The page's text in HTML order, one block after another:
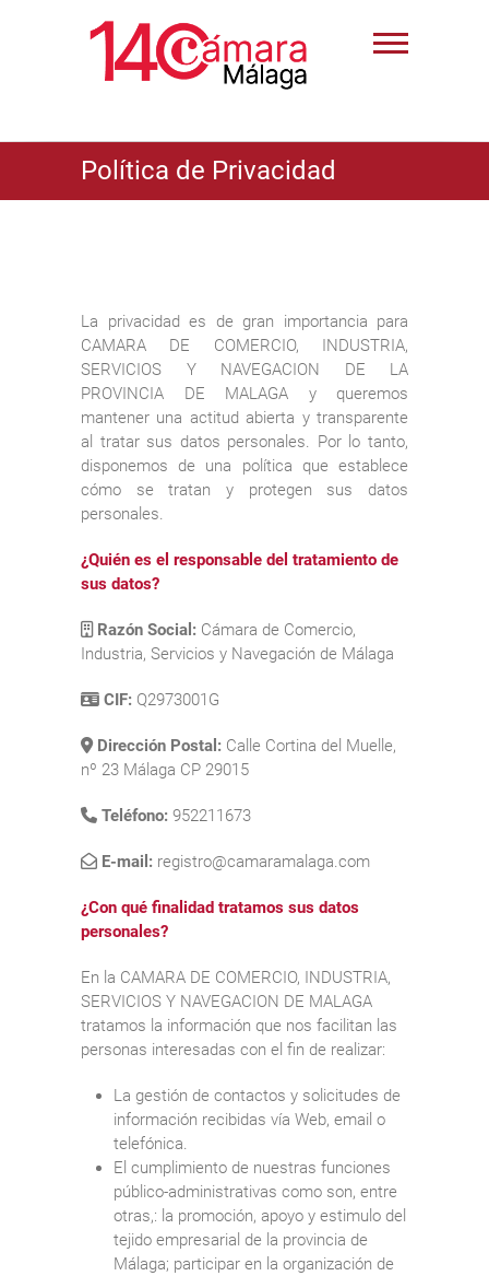
Política de Privacidad
La privacidad es de gran importancia para
CAMARA DE COMERCIO, INDUSTRIA,
SERVICIOS Y NAVEGACION DE LA
PROVINCIA DE MALAGA y queremos
mantener una actitud abierta y transparente
al tratar sus datos personales. Por lo tanto,
disponemos de una política que establece
cómo se tratan y protegen sus datos
personales.
¿Quién es el responsable del tratamiento de
sus datos?
Razón Social: Cámara de Comercio,
Industria, Servicios y Navegación de Málaga
CIF: Q2973001G
Dirección Postal: Calle Cortina del Muelle,
nº 23 Málaga CP 29015
Teléfono: 952211673
E-mail: registro@camaramalaga.com
¿Con qué finalidad tratamos sus datos
personales?
En la CAMARA DE COMERCIO, INDUSTRIA,
SERVICIOS Y NAVEGACION DE MALAGA
tratamos la información que nos facilitan las
personas interesadas con el fin de realizar:
La gestión de contactos y solicitudes de
información recibidas vía Web, email o
telefónica.
El cumplimiento de nuestras funciones
público-administrativas como son, entre
otras,: la promoción, apoyo y estimulo del
tejido empresarial de la provincia de
Málaga; participar en la organización de